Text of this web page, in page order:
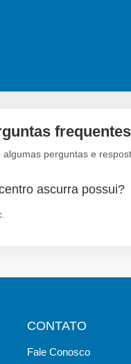
algumas perguntas e
ascurra possui?
CONTATO
Fale Conosco